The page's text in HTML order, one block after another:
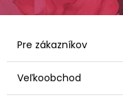
Pre zákazníkov
Veľkoobchod